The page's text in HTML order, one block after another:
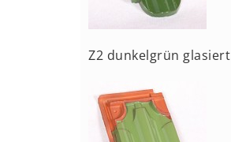
Z2 dunkelgrün glasiert